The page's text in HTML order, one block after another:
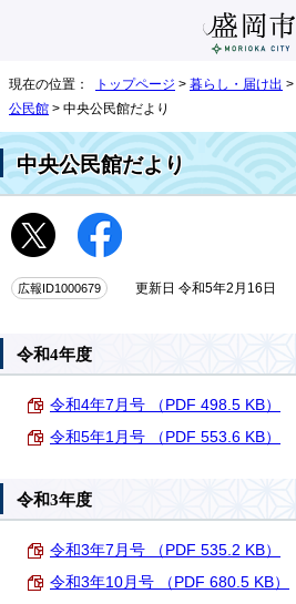
現在の位置： トップページ > 暮らし・届け出 >
公民館 > 中央公民館だより
中央公民館だより
広報ID1000679 更新日 令和5年2月16日
令和4年度
令和4年7月号 （PDF 498.5 KB）
令和5年1月号 （PDF 553.6 KB）
令和3年度
令和3年7月号 （PDF 535.2 KB）
令和3年10月号 （PDF 680.5 KB）